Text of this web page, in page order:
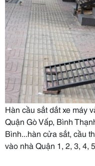
Hàn cầu sắt dắt xe máy
Quận Gò Vấp, Bình
Bình...hàn cửa sắt, cầu
vào nhà Quận 1, 2, 3, 4,